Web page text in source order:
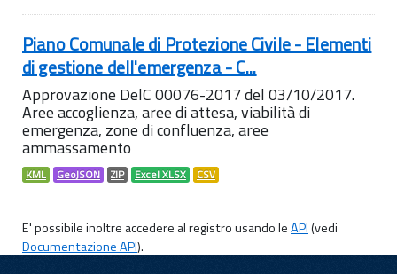
Piano Comunale di Protezione Civile - Elementi
di gestione dell'emergenza - C...
Approvazione DelC 00076-2017 del 03/10/2017.
Aree accoglienza, aree di attesa, viabilità di
emergenza, zone di confluenza, aree
ammassamento
KML GeoJSON ZIP Excel XLSX CSV
E' possibile inoltre accedere al registro usando leAPI(vedi
Documentazione API).